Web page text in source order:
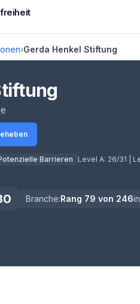
›Gerda Henkel Stiftung
Barrieren Level A: 26/31 |
Branche:Rang 79 von 246in